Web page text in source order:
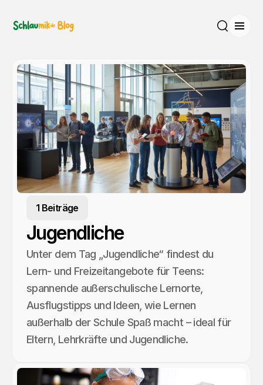
1 Beiträge
Jugendliche
Unter dem Tag „Jugendliche“ findest du
Lern- und Freizeitangebote für Teens:
spannende außerschulische Lernorte,
Ausflugstipps und Ideen, wie Lernen
außerhalb der Schule Spaß macht – ideal für
Eltern, Lehrkräfte und Jugendliche.